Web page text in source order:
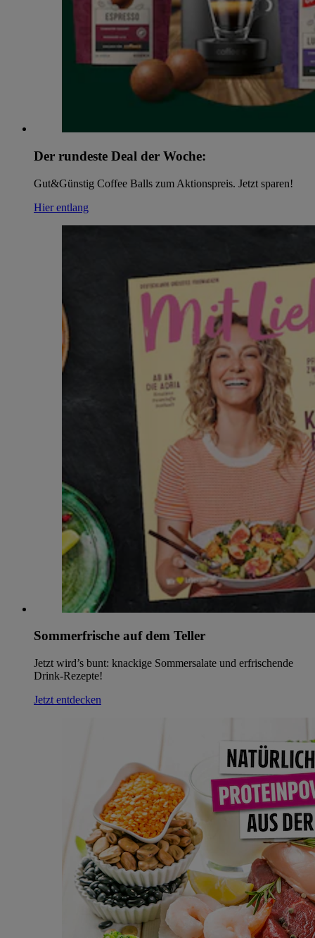
Der rundeste Deal der Woche:
Gut&Günstig Coffee Balls zum Aktionspreis. Jetzt sparen!
Hier entlang
Sommerfrische auf dem Teller
Jetzt wird’s bunt: knackige Sommersalate und erfrischende
Drink-Rezepte!
Jetzt entdecken